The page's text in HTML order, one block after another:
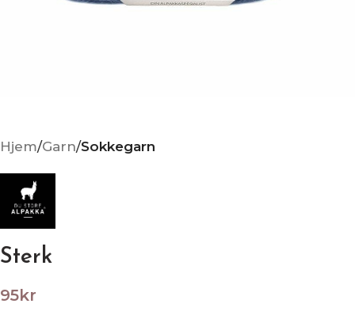
Hjem Garn Sokkegarn
Sterk
95kr